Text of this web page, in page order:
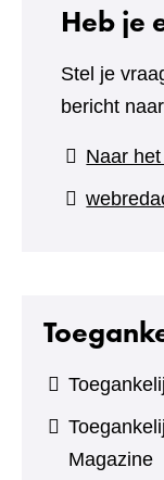
Heb je
Stel je
bericht
Naar
Magazine